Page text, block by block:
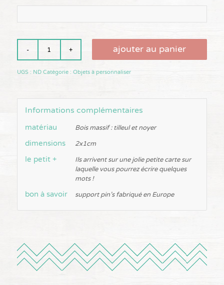
ajouter au panier
UGS : ND Catégorie : Objets à personnaliser
Informations complémentaires
matériau Bois massif : tilleul et noyer
dimensions 2x1cm
le petit +
Ils arrivent sur une jolie petite carte sur
laquelle vous pourrez écrire quelques
mots !
bon à savoir support pin's fabriqué en Europe